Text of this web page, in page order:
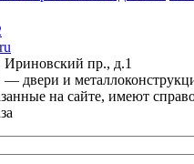
Ириновский пр., д.1
двери и
на сайте, имеют